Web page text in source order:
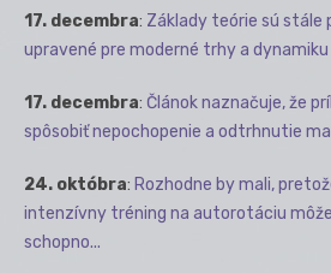
17. decembra: Základy teórie sú stále
upravené pre moderné trhy a
17. decembra: Článok naznačuje, že
spôsobiť nepochopenie a odtrhnutie
24. októbra: Rozhodne by mali,
intenzívny tréning na autorotáciu
schopno...